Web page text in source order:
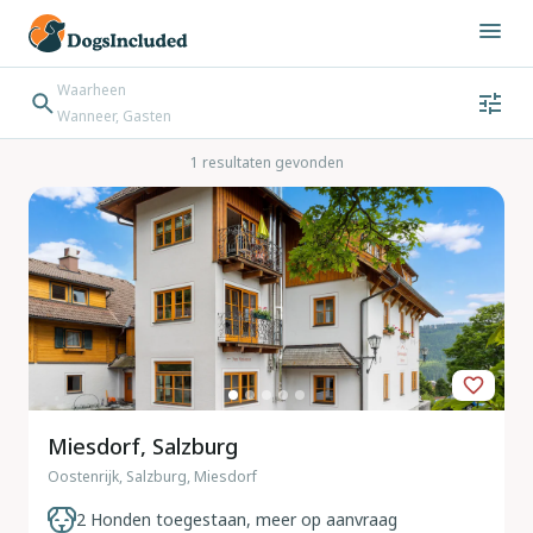
Waarheen
Wanneer, Gasten
Bestemming zoeken
Inchecken → Uitchecken1 resultaten gevonden
Miesdorf, Salzburg
Oostenrijk, Salzburg, Miesdorf
2 Honden toegestaan, meer op aanvraag